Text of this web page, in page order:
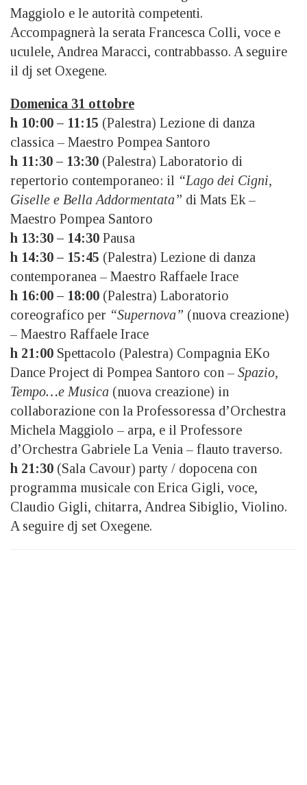
Maggiolo e le autorità competenti.
Accompagnerà la serata Francesca Colli, voce e
uculele, Andrea Maracci, contrabbasso. A seguire
il dj set Oxegene.
Domenica 31 ottobre
h 10:00 – 11:15 (Palestra) Lezione di danza
classica – Maestro Pompea Santoro
h 11:30 – 13:30 (Palestra) Laboratorio di
repertorio contemporaneo: il “Lago dei Cigni,
Giselle e Bella Addormentata” di Mats Ek –
Maestro Pompea Santoro
h 13:30 – 14:30 Pausa
h 14:30 – 15:45 (Palestra) Lezione di danza
contemporanea – Maestro Raffaele Irace
h 16:00 – 18:00 (Palestra) Laboratorio
coreografico per “Supernova” (nuova creazione)
– Maestro Raffaele Irace
h 21:00 Spettacolo (Palestra) Compagnia EKo
Dance Project di Pompea Santoro con – Spazio,
Tempo…e Musica (nuova creazione) in
collaborazione con la Professoressa d’Orchestra
Michela Maggiolo – arpa, e il Professore
d’Orchestra Gabriele La Venia – flauto traverso.
h 21:30 (Sala Cavour) party / dopocena con
programma musicale con Erica Gigli, voce,
Claudio Gigli, chitarra, Andrea Sibiglio, Violino.
A seguire dj set Oxegene.